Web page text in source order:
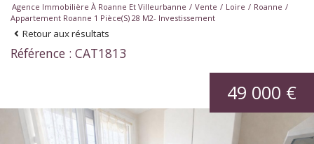
Agence Immobilière À Roanne Et Villeurbanne Vente Loire
Roanne
Appartement Roanne 1 Pièce(s) 28 M2- Investissement
Retour aux résultats
Référence : CAT1813
49 000 €